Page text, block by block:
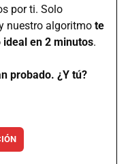
por ti. Solo
nuestro algoritmo te
en 2 minutos.
probado. ¿Y tú?